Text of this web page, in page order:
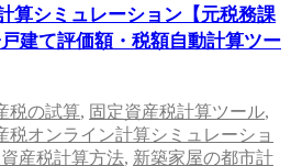
算シミュレーション【元税務課
建て評価額・税額自動計算ツー
税の試算, 固定資産税計算ツール,
税オンライン計算シミュレーショ
産税計算方法, 新築家屋の都市計